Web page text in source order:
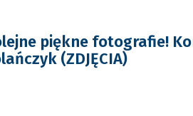
piękne fotografie!
(ZDJĘCIA)